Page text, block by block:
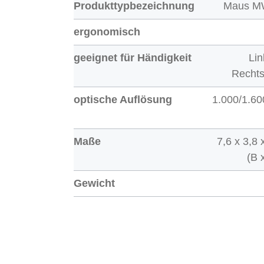
Produkttypbezeichnung Maus
ergonomisch
geeignet für Händigkeit
optische Auflösung 1.000/
Maße
7,6 x 3,8
(B
Gewicht